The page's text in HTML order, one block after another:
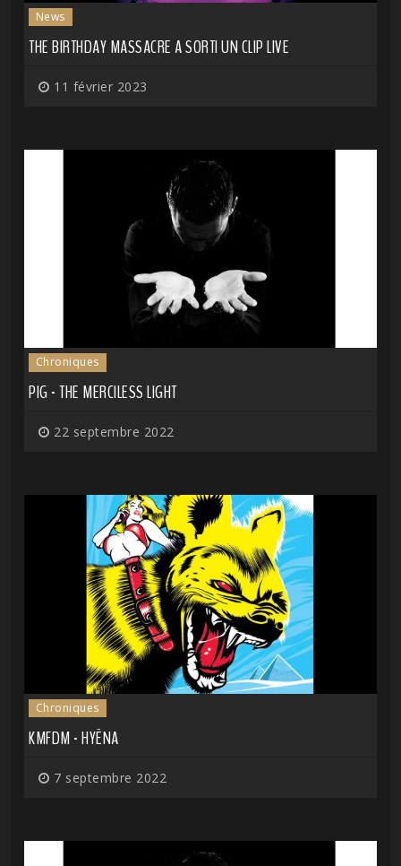
News
THE BIRTHDAY MASSACRE A SORTI UN CLIP LIVE
11 février 2023
Chroniques
PIG - THE MERCILESS LIGHT
22 septembre 2022
Chroniques
KMFDM - HYËNA
7 septembre 2022